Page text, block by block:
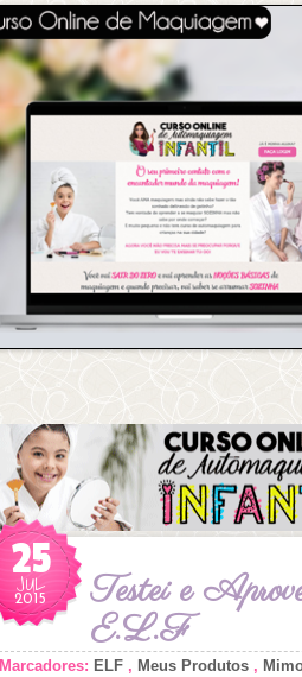
25
JUL
2015
Testei e
E.L.F
Marcadores: ELF , Meus Produtos ,